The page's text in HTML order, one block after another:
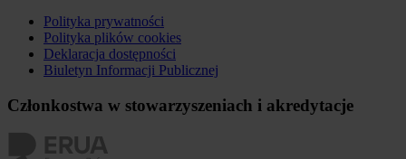
Polityka prywatności
Polityka plików cookies
Deklaracja dostępności
Biuletyn Informacji Publicznej
Członkostwa w stowarzyszeniach i akredytacje